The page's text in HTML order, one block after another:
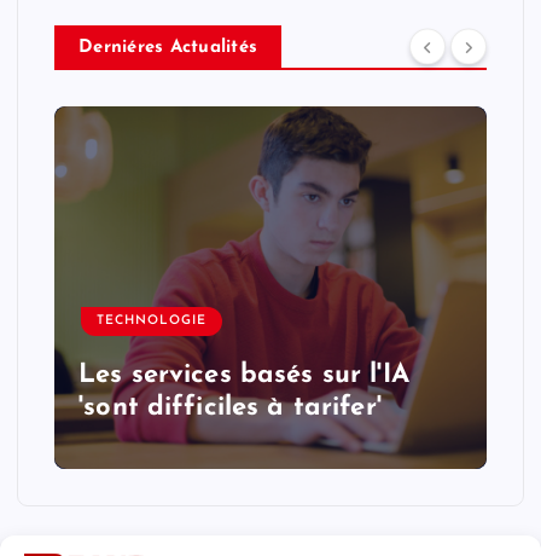
Derniéres Actualités
TECHNOLOGIE
Les services basés sur l'IA
'sont difficiles à tarifer'